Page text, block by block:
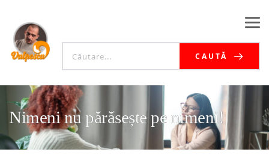
CAUTĂ
Nimeni nu părăsește pe nimeni!